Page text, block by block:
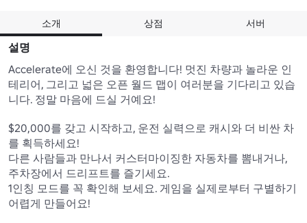
소개 상점 서버
설명
Accelerate에 오신 것을 환영합니다! 멋진 차량과 놀라운 인
테리어, 그리고 넓은 오픈 월드 맵이 여러분을 기다리고 있습
니다. 정말 마음에 드실 거예요!
$20,000를 갖고 시작하고, 운전 실력으로 캐시와 더 비싼 차
를 획득하세요!
다른 사람들과 만나서 커스터마이징한 자동차를 뽐내거나,
주차장에서 드리프트를 즐기세요.
1인칭 모드를 꼭 확인해 보세요. 게임을 실제로부터 구별하기
어렵게 만들어요!